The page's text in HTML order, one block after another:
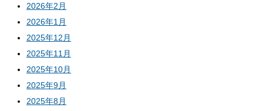
2026年2月
2026年1月
2025年12月
2025年11月
2025年10月
2025年9月
2025年8月